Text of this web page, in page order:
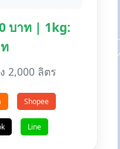
บาท | 1kg:
2,000 ลิตร
Shopee
Line